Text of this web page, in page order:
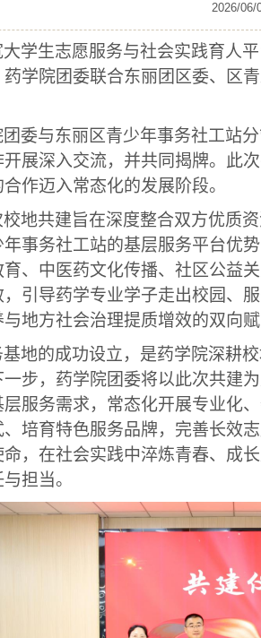
2026/06/
学生志愿服务与社会实践育人
药学院团委联合东丽团区委、区
委与东丽区青少年事务社工站
展深入交流，并共同揭牌。此
作迈入常态化的发展阶段。
地共建旨在深度整合双方优质
事务社工站的基层服务平台优
、中医药文化传播、社区公益
引导药学专业学子走出校园、
地方社会治理提质增效的双向
地的成功设立，是药学院深耕
步，药学院团委将以此次共建
服务需求，常态化开展专业化
培育特色服务品牌，完善长效
，在社会实践中淬炼青春、成
担当。